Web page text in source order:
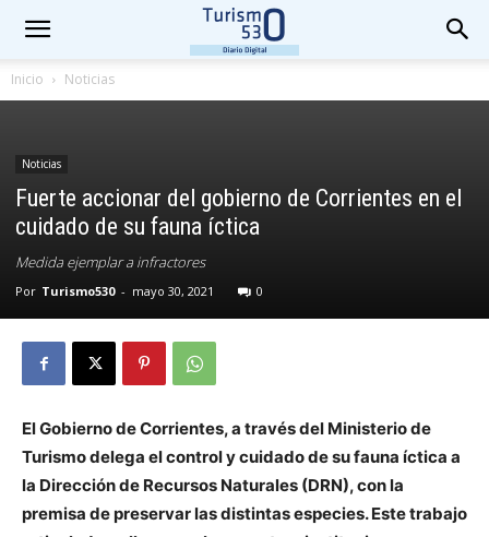
Inicio Noticias
Noticias
Fuerte accionar del gobierno de Corrientes en el
cuidado de su fauna íctica
Medida ejemplar a infractores
Por Turismo530 - mayo 30, 2021 0
El Gobierno de Corrientes, a través del Ministerio de
Turismo delega el control y cuidado de su fauna íctica a
la Dirección de Recursos Naturales (DRN), con la
premisa de preservar las distintas especies. Este trabajo